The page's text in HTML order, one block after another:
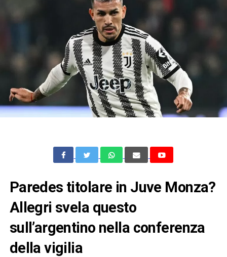
Paredes titolare in Juve Monza?
Allegri svela questo
sull’argentino nella conferenza
della vigilia